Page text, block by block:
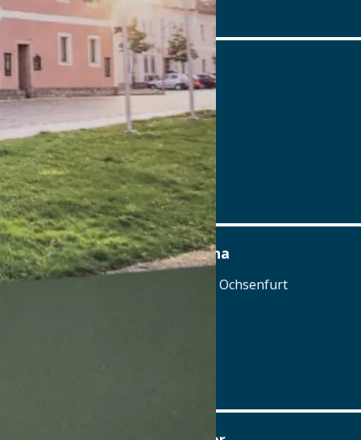
www.ayinger-in-der-au.de
Berggasthof Zottling
Zottling 1, 94265 Patersdorf
Tel.: Tel.: 09929-95900
Details
www.berggasthof-zottling.de
Best Western Hotel Polisina
Marktbreiter Straße 265, 97199 Ochsenfurt